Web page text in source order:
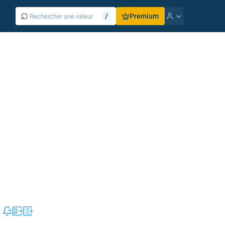
⌕ / Premium